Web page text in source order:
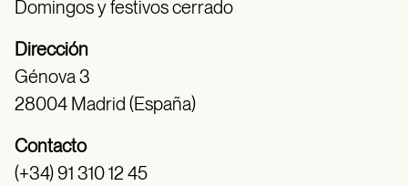
Domingos y festivos cerrado
Dirección
Génova 3
28004 Madrid (España)
Contacto
(+34) 91 310 12 45